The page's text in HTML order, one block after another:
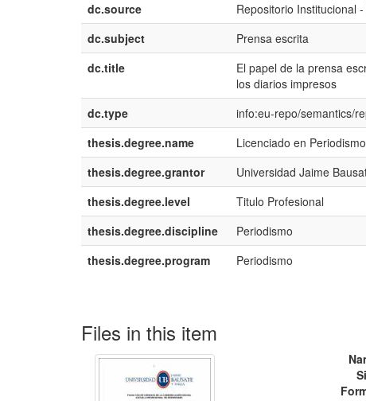
dc.source
Repositorio Institucional -
dc.subject
Prensa escrita
dc.title
El papel de la prensa
los diarios impresos
dc.type info:eu-repo/semantics/
thesis.degree.name
Licenciado en Periodismo
thesis.degree.grantor
Universidad Jaime
thesis.degree.level
Titulo Profesional
thesis.degree.discipline
Periodismo
thesis.degree.program
Periodismo
Files in this item